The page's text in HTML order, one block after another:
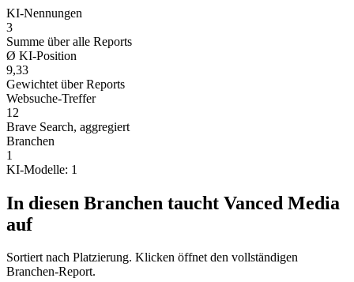
KI-Nennungen
3
Summe über alle Reports
Ø KI-Position
9,33
Gewichtet über Reports
Websuche-Treffer
12
Brave Search, aggregiert
Branchen
1
KI-Modelle: 1
In diesen Branchen taucht Vanced Media
auf
Sortiert nach Platzierung. Klicken öffnet den vollständigen
Branchen-Report.